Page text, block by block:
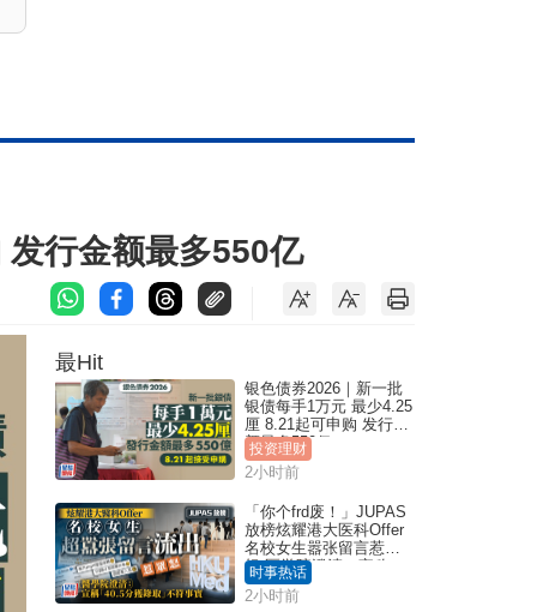
行金额最多550亿
最Hit
银色债券2026｜新一批
银债每手1万元 最少4.25
厘 8.21起可申购 发行金
额最多550亿
投资理财
2小时前
「你个frd废！」JUPAS
放榜炫耀港大医科Offer
名校女生嚣张留言惹众
怒 医学院澄清：宣称
「40.5分获录取」不符事
实｜Juicy叮
时事热话
2小时前